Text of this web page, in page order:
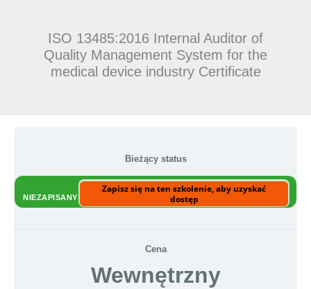
ISO 13485:2016 Internal Auditor of
Quality Management System for the
medical device industry Certificate
Bieżący status
NIEZAPISANY
Zapisz się na ten szkolenie, aby uzyskać
dostęp
Cena
Wewnętrzny